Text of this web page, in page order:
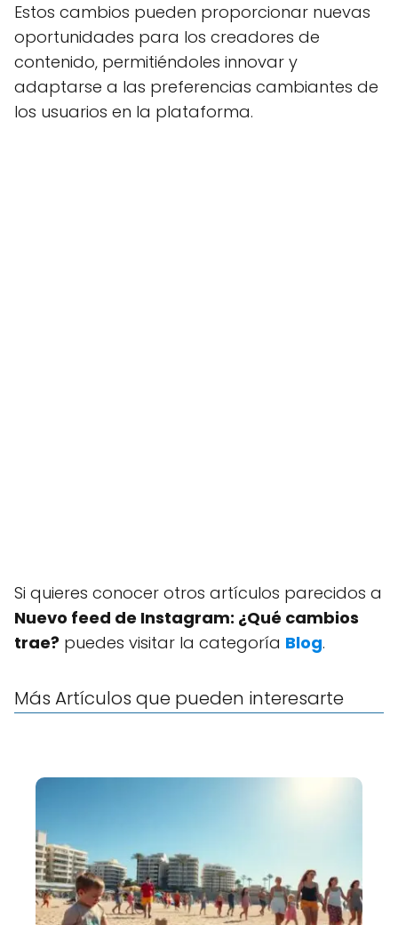
Estos cambios pueden proporcionar nuevas
oportunidades para los creadores de
contenido, permitiéndoles innovar y
adaptarse a las preferencias cambiantes de
los usuarios en la plataforma.
Si quieres conocer otros artículos parecidos a
Nuevo feed de Instagram: ¿Qué cambios
trae? puedes visitar la categoría Blog.
Más Artículos que pueden interesarte